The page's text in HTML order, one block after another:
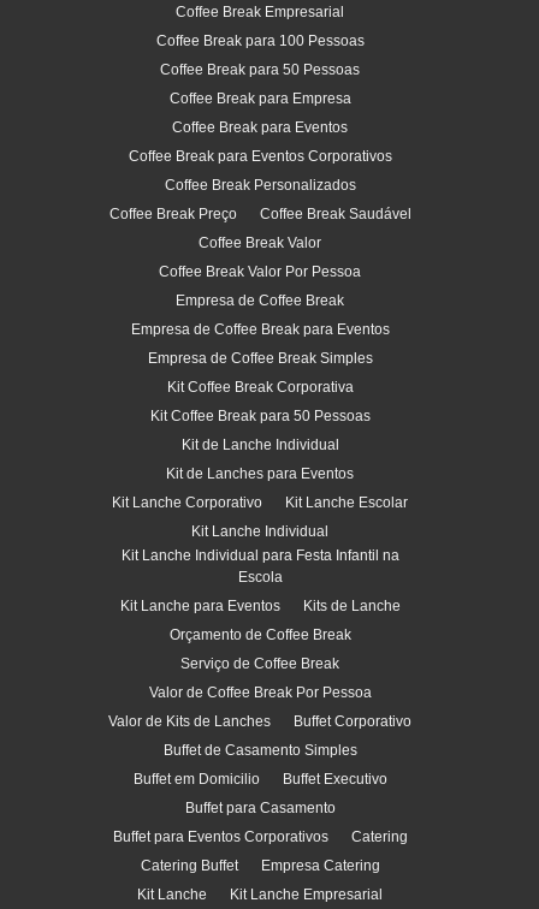
Coffee Break Empresarial
Coffee Break para 100 Pessoas
Coffee Break para 50 Pessoas
Coffee Break para Empresa
Coffee Break para Eventos
Coffee Break para Eventos Corporativos
Coffee Break Personalizados
Coffee Break Preço
Coffee Break Saudável
Coffee Break Valor
Coffee Break Valor Por Pessoa
Empresa de Coffee Break
Empresa de Coffee Break para Eventos
Empresa de Coffee Break Simples
Kit Coffee Break Corporativa
Kit Coffee Break para 50 Pessoas
Kit de Lanche Individual
Kit de Lanches para Eventos
Kit Lanche Corporativo
Kit Lanche Escolar
Kit Lanche Individual
Kit Lanche Individual para Festa Infantil na
Escola
Kit Lanche para Eventos
Kits de Lanche
Orçamento de Coffee Break
Serviço de Coffee Break
Valor de Coffee Break Por Pessoa
Valor de Kits de Lanches
Buffet Corporativo
Buffet de Casamento Simples
Buffet em Domicilio
Buffet Executivo
Buffet para Casamento
Buffet para Eventos Corporativos
Catering
Catering Buffet
Empresa Catering
Kit Lanche
Kit Lanche Empresarial